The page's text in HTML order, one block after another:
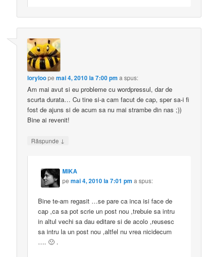
loryloopemai 4, 2010 la 7:00 pm a spus:
Am mai avut si eu probleme cu wordpressul, dar de
scurta durata… Cu tine si-a cam facut de cap, sper sa-i fi
fost de ajuns si de acum sa nu mai strambe din nas ;))
Bine ai revenit!
Răspunde ↓
MIKA
pemai 4, 2010 la 7:01 pm a spus:
Bine te-am regasit …se pare ca inca isi face de
cap ,ca sa pot scrie un post nou ,trebuie sa intru
in altul vechi sa dau editare si de acolo ,reusesc
sa intru la un post nou ,altfel nu vrea nicidecum
…. 🙁 .